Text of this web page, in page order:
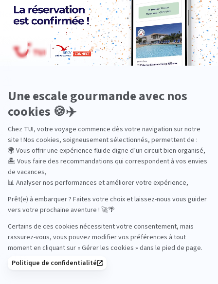
Océan Indien
Nos thématiques
Actif
Adult only
Aventure
Bien-être
Circuits privés